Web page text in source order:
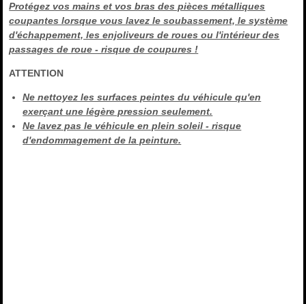
Protégez vos mains et vos bras des pièces métalliques
coupantes lorsque vous lavez le soubassement, le système
d'échappement, les enjoliveurs de roues ou l'intérieur des
passages de roue - risque de coupures !
ATTENTION
Ne nettoyez les surfaces peintes du véhicule qu'en
exerçant une légère pression seulement.
Ne lavez pas le véhicule en plein soleil - risque
d'endommagement de la peinture.